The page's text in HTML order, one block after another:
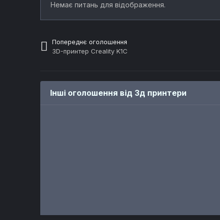
Немає питань для відображення.
Попереднє оголошення
3D-принтер Creality K1C
Інші оголошення від 3д принтери
АвторIvann
АвторШтурмоваяСенко